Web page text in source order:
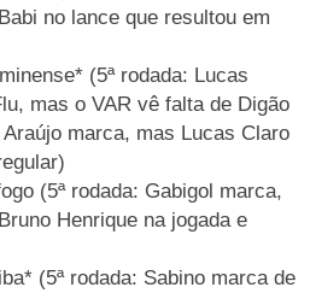
no lance que resultou em
(5ª rodada: Lucas
mas o VAR vê falta de Digão
marca, mas Lucas Claro
(5ª rodada: Gabigol marca,
Henrique na jogada e
(5ª rodada: Sabino marca de